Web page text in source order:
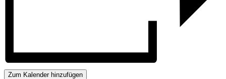
Zum Kalender hinzufügen